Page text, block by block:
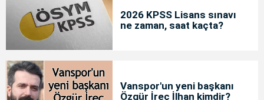
2026 KPSS Lisans sınavı
ne zaman, saat kaçta?
Vanspor'un yeni başkanı
Özgür İreç İlhan kimdir?